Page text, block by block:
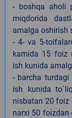
- boshqa aholi
miqdorida
amalga oshirish
- 4- va 5-
kamida 15 foiz
ish kunida
- barcha turdagi
ish kunida
nisbatan 20 foiz
narxi 50 foizdan